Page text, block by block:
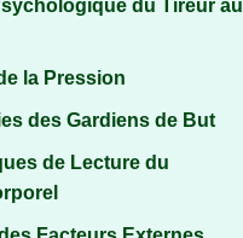
du Tireur au
la Pression
des Gardiens de But
de Lecture du